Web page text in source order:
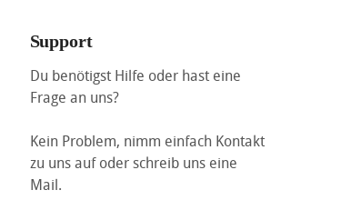
Support
Du benötigst Hilfe oder hast eine
Frage an uns?
Kein Problem, nimm einfach Kontakt
zu uns auf oder schreib uns eine
Mail.